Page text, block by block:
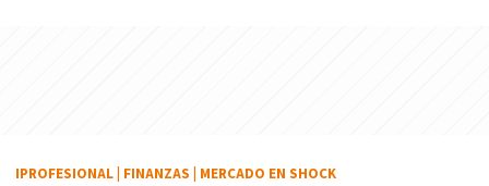
IPROFESIONAL FINANZAS MERCADO EN SHOCK